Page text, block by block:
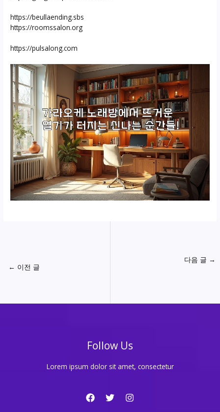
https://beullaending.sbs
https://roomssalon.org
https://pulsalong.com
← 이전 글
다음 글 →
Follow Us
Lorem ipsum dolor sit amet, consectetur